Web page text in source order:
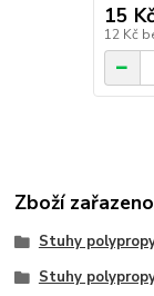
15 Kč
12 Kč
Zboží
Stuhy
Stuhy